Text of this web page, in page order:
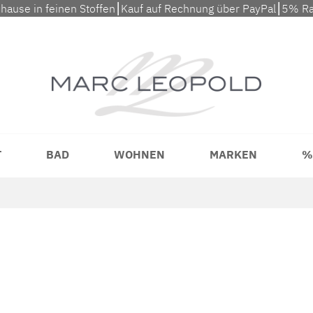
in feinen Stoffen⎮Kauf auf Rechnung über PayPal⎮5%
BAD WOHNEN MARKEN